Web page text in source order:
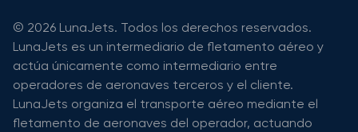
© 2026 LunaJets. Todos los derechos reservados.
LunaJets es un intermediario de fletamento aéreo y
actúa únicamente como intermediario entre
operadores de aeronaves terceros y el cliente.
LunaJets organiza el transporte aéreo mediante el
fletamento de aeronaves del operador, actuando